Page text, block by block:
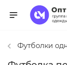
Футболки